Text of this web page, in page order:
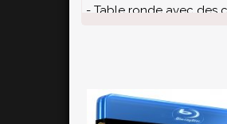
- Table ronde avec des